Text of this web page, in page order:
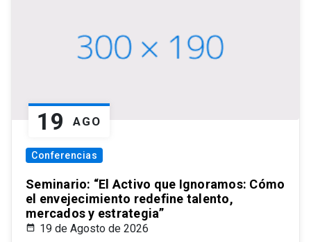
19 AGO
Conferencias
Seminario: “El Activo que Ignoramos: Cómo
el envejecimiento redefine talento,
mercados y estrategia”
19 de Agosto de 2026